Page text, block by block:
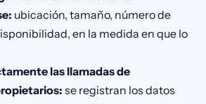
ubicación, tamaño, número de
en la medida en que lo
las llamadas de
se registran los datos